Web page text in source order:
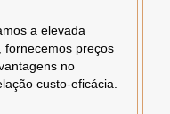
a elevada
fornecemos preços
no
custo-eficácia.